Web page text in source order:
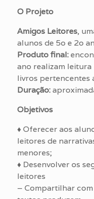
O Projeto
Amigos Leitores,
alunos de 5o e 2o
Produto final:
ano realizam leitura
livros pertencentes
Duração:
Objetivos
♦ Oferecer aos
leitores de
menores;
♦ Desenvolver os
leitores
– Compartilhar